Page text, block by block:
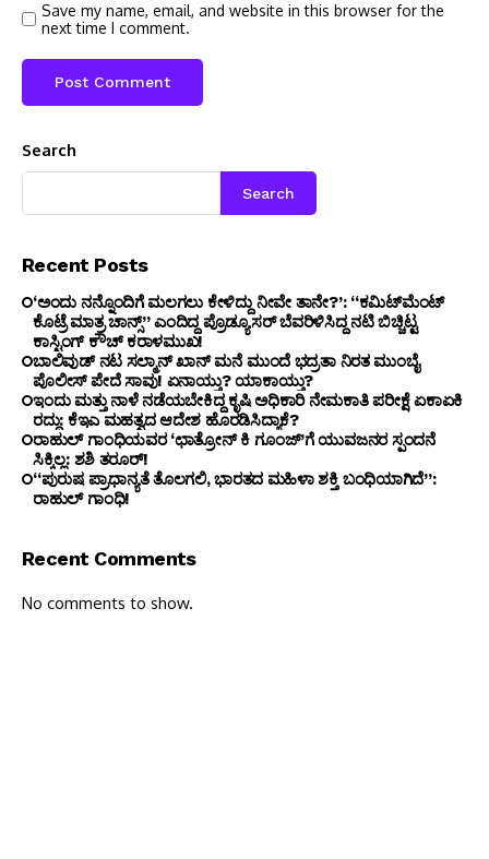
Save my name, email, and website in this browser for the
next time I comment.
Search
Search
Recent Posts
‘ಅಂದು ನನ್ನೊಂದಿಗೆ ಮಲಗಲು ಕೇಳಿದ್ದು ನೀವೇ ತಾನೇ?’: “ಕಮಿಟ್‌ಮೆಂಟ್
ಕೊಟ್ರೆ ಮಾತ್ರ ಚಾನ್ಸ್” ಎಂದಿದ್ದ ಪ್ರೊಡ್ಯೂಸರ್ ಬೆವರಿಳಿಸಿದ್ದ ನಟಿ ಬಿಚ್ಚಿಟ್ಟ
ಕಾಸ್ಟಿಂಗ್ ಕೌಚ್ ಕರಾಳಮುಖ!
ಬಾಲಿವುಡ್ ನಟ ಸಲ್ಮಾನ್ ಖಾನ್ ಮನೆ ಮುಂದೆ ಭದ್ರತಾ ನಿರತ ಮುಂಬೈ
ಪೊಲೀಸ್ ಪೇದೆ ಸಾವು! ಏನಾಯ್ತು? ಯಾಕಾಯ್ತು?
ಇಂದು ಮತ್ತು ನಾಳೆ ನಡೆಯಬೇಕಿದ್ದ ಕೃಷಿ ಅಧಿಕಾರಿ ನೇಮಕಾತಿ ಪರೀಕ್ಷೆ ಏಕಾಏಕಿ
ರದ್ದು: ಕೆಇಎ ಮಹತ್ವದ ಆದೇಶ ಹೊರಡಿಸಿದ್ಯಾಕೆ?
ರಾಹುಲ್ ಗಾಂಧಿಯವರ ‘ಛಾತ್ರೋನ್ ಕಿ ಗೂಂಜ್’ಗೆ ಯುವಜನರ ಸ್ಪಂದನೆ
ಸಿಕ್ಕಿಲ್ಲ: ಶಶಿ ತರೂರ್!
“ಪುರುಷ ಪ್ರಾಧಾನ್ಯತೆ ತೊಲಗಲಿ, ಭಾರತದ ಮಹಿಳಾ ಶಕ್ತಿ ಬಂಧಿಯಾಗಿದೆ”:
ರಾಹುಲ್ ಗಾಂಧಿ!
Recent Comments
No comments to show.